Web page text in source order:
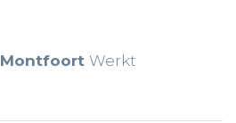
Montfoort Werkt